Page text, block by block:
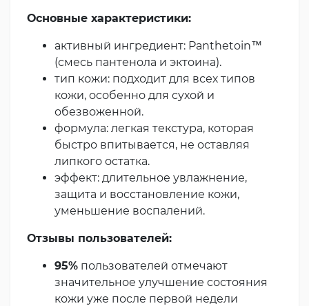
Основные характеристики:
активный ингредиент: Panthetoin™
(смесь пантенола и эктоина).
тип кожи: подходит для всех типов
кожи, особенно для сухой и
обезвоженной.
формула: легкая текстура, которая
быстро впитывается, не оставляя
липкого остатка.
эффект: длительное увлажнение,
защита и восстановление кожи,
уменьшение воспалений.
Отзывы пользователей:
95% пользователей отмечают
значительное улучшение состояния
кожи уже после первой недели